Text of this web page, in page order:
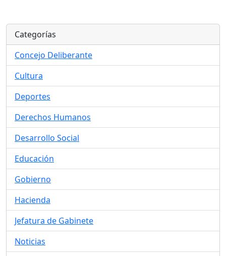
Categorías
Concejo Deliberante
Cultura
Deportes
Derechos Humanos
Desarrollo Social
Educación
Gobierno
Hacienda
Jefatura de Gabinete
Noticias